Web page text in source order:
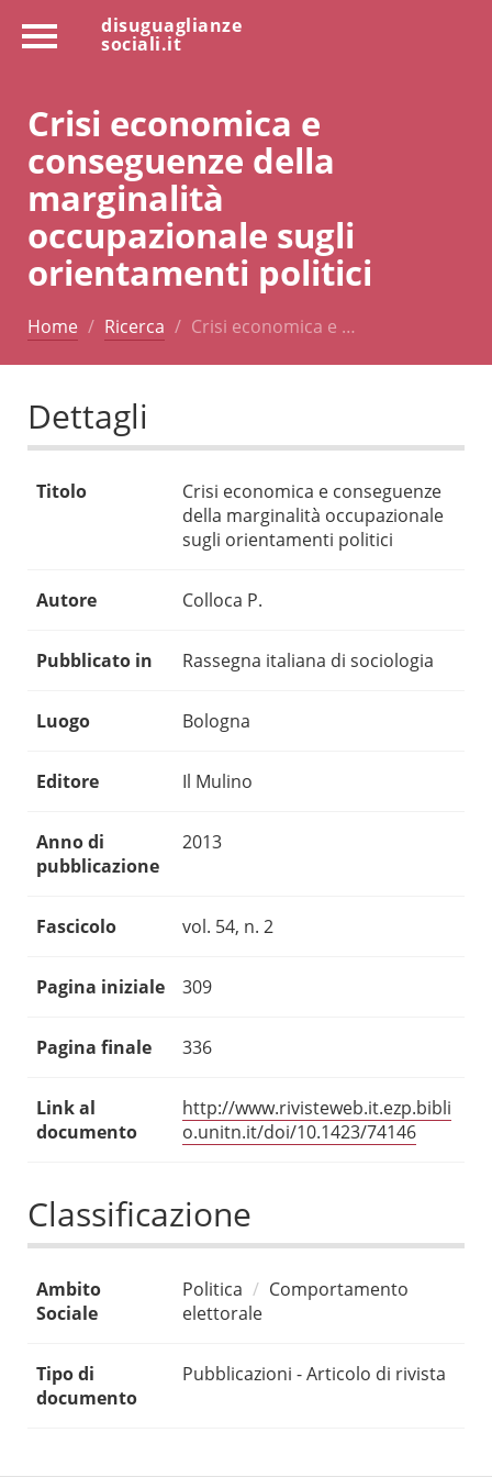
disuguaglianze
sociali.it
Crisi economica e
conseguenze della
marginalità
occupazionale sugli
orientamenti politici
Home Ricerca Crisi economica e …
Dettagli
Titolo
Crisi economica e conseguenze
della marginalità occupazionale
sugli orientamenti politici
Autore Colloca P.
Pubblicato in Rassegna italiana di sociologia
Luogo Bologna
Editore Il Mulino
Anno di
pubblicazione
2013
Fascicolo vol. 54, n. 2
Pagina iniziale 309
Pagina finale 336
Link al
documento
http://www.rivisteweb.it.ezp.bibli
o.unitn.it/doi/10.1423/74146
Classificazione
Ambito
Sociale
Politica
Comportamento
elettorale
Tipo di
documento
Pubblicazioni - Articolo di rivista